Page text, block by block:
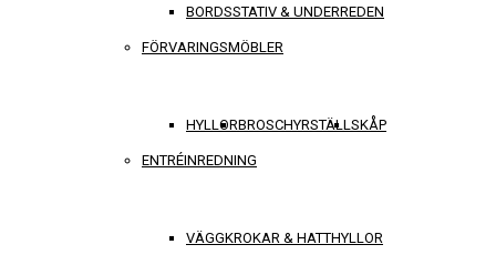
BORDSSTATIV & UNDERREDEN
FÖRVARINGSMÖBLER
HYLLORBROSCHYRSTÄLLSKÅP
ENTRÉINREDNING
VÄGGKROKAR & HATTHYLLOR